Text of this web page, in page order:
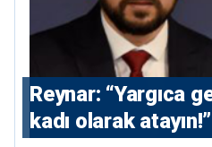
Reynar: “Yargıca
kadı olarak atayın!”